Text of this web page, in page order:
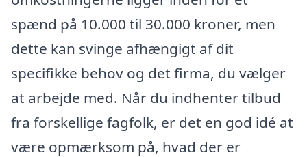
spænd på 10.000 til 30.000 kroner, men
dette kan svinge afhængigt af dit
specifikke behov og det firma, du vælger
at arbejde med. Når du indhenter tilbud
fra forskellige fagfolk, er det en god idé at
være opmærksom på, hvad der er